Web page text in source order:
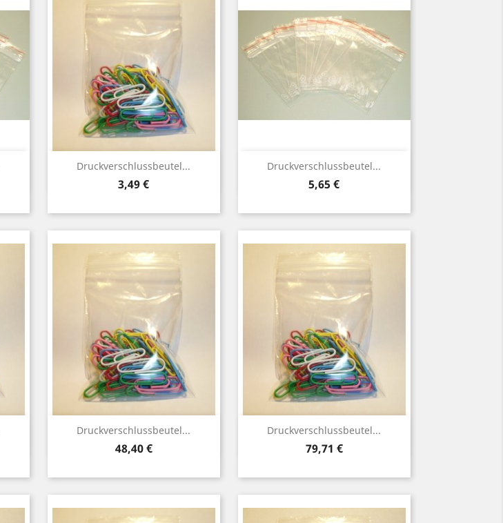
Druckverschlussbeutel...
Preis
3,49 €
Vorschau Druckverschlussbeutel...
Preis
5,65 €
Vorschau
Druckverschlussbeutel...
Preis
48,40 €
Vorschau Druckverschlussbeutel...
Preis
79,71 €
Vorschau